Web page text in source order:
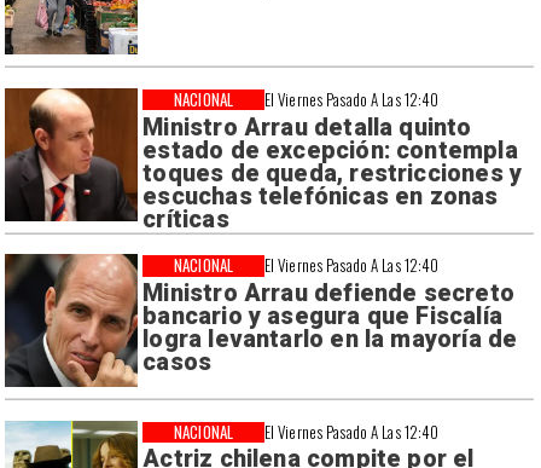
El Viernes Pasado A Las 12:40
Ministro Arrau detalla quinto
estado de excepción: contempla
toques de queda, restricciones y
escuchas telefónicas en zonas
críticas
NACIONAL
El Viernes Pasado A Las 12:40
Ministro Arrau defiende secreto
bancario y asegura que Fiscalía
logra levantarlo en la mayoría de
casos
NACIONAL
El Viernes Pasado A Las 12:40
Actriz chilena compite por el
NACIONAL